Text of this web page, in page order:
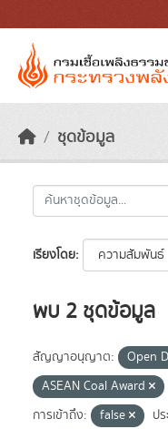
ชุดข้อมูล
เรียงโดย
พบ 2 ชุดข้อมูล
สัญญาอนุญาต: Open
ASEAN Coal Award
การเข้าถึง:
false ป